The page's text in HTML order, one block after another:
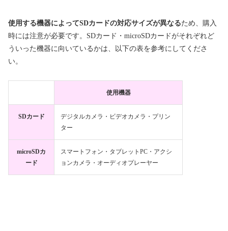
使用する機器によってSDカードの対応サイズが異なるため、購入
時には注意が必要です。SDカード・microSDカードがそれぞれど
ういった機器に向いているかは、以下の表を参考にしてくださ
い。
使用機器
SDカード
デジタルカメラ・ビデオカメラ・プリン
ター
microSDカ
ード
スマートフォン・タブレットPC・アクシ
ョンカメラ・オーディオプレーヤー